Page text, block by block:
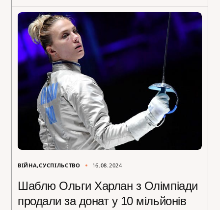
ВІЙНА СУСПІЛЬСТВО 16.08.2024
Шаблю Ольги Харлан з Олімпіади
продали за донат у 10 мільйонів